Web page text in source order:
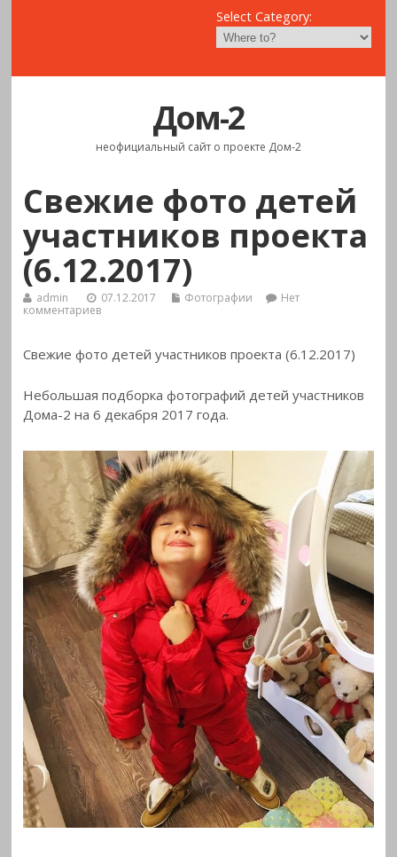
Select Category:
Дом-2
неофициальный сайт о проекте Дом-2
Свежие фото детей
участников проекта
(6.12.2017)
admin 07.12.2017 Фотографии
Нет
комментариев
Свежие фото детей участников проекта (6.12.2017)
Небольшая подборка фотографий детей участников
Дома-2 на 6 декабря 2017года.